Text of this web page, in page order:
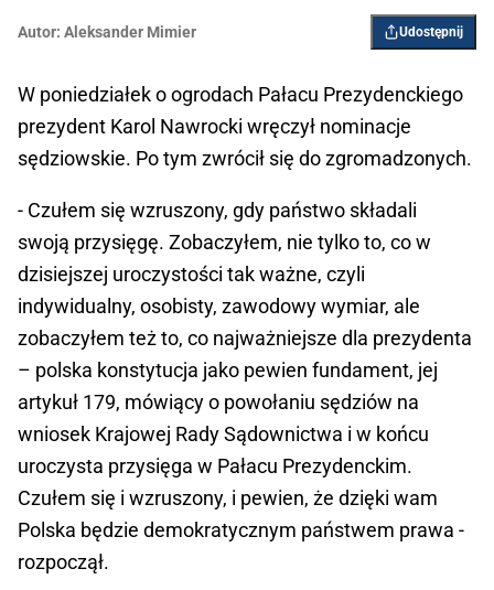
Autor: Aleksander Mimier Udostępnij
W poniedziałek o ogrodach Pałacu Prezydenckiego
prezydent Karol Nawrocki wręczył nominacje
sędziowskie. Po tym zwrócił się do zgromadzonych.
- Czułem się wzruszony, gdy państwo składali
swoją przysięgę. Zobaczyłem, nie tylko to, co w
dzisiejszej uroczystości tak ważne, czyli
indywidualny, osobisty, zawodowy wymiar, ale
zobaczyłem też to, co najważniejsze dla prezydenta
– polska konstytucja jako pewien fundament, jej
artykuł 179, mówiący o powołaniu sędziów na
wniosek Krajowej Rady Sądownictwa i w końcu
uroczysta przysięga w Pałacu Prezydenckim.
Czułem się i wzruszony, i pewien, że dzięki wam
Polska będzie demokratycznym państwem prawa -
rozpoczął.